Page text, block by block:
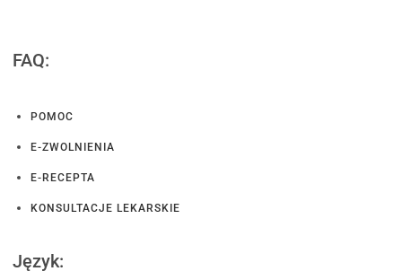
FAQ:
POMOC
E-ZWOLNIENIA
E-RECEPTA
KONSULTACJE LEKARSKIE
Język: